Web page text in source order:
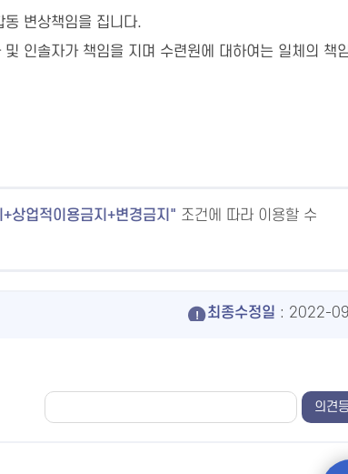
변상책임을 집니다.
인솔자가 책임을 지며 수련원에 대하여는 일체의 책
상업적이용금지+변경금지
조건에 따라 이용할 수
최종수정일 : 2022-